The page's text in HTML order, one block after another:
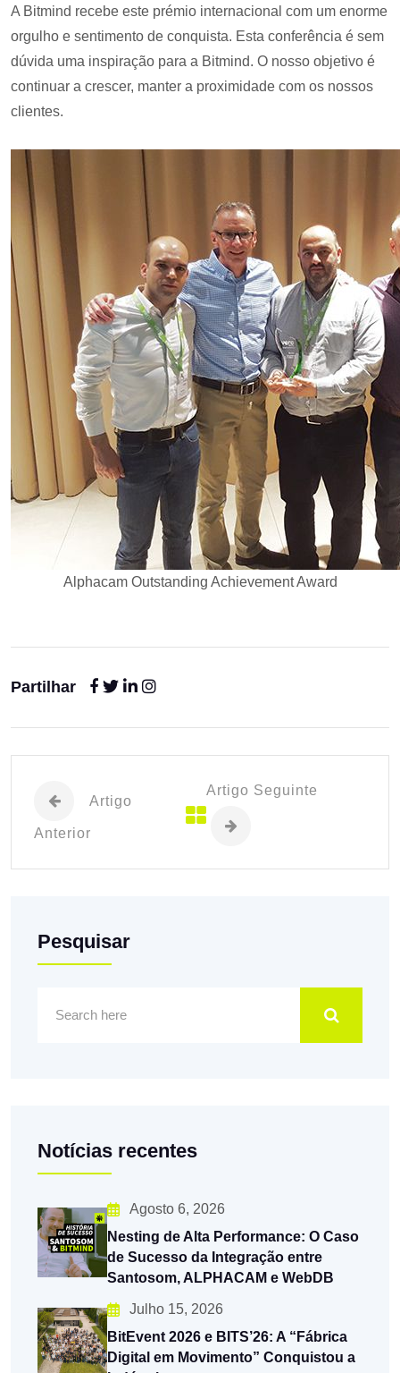
A Bitmind recebe este prémio internacional com um enorme
orgulho e sentimento de conquista. Esta conferência é sem
dúvida uma inspiração para a Bitmind. O nosso objetivo é
continuar a crescer, manter a proximidade com os nossos
clientes.
Alphacam Outstanding Achievement Award
Partilhar
Artigo
Anterior
Artigo Seguinte
Pesquisar
Notícias recentes
Agosto 6, 2026
Nesting de Alta Performance: O Caso
de Sucesso da Integração entre
Santosom, ALPHACAM e WebDB
Julho 15, 2026
BitEvent 2026 e BITS’26: A “Fábrica
Digital em Movimento” Conquistou a